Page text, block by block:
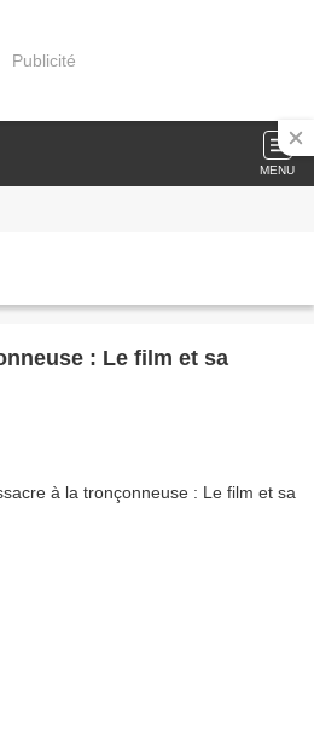
Publicité
MENU
: Le film et sa